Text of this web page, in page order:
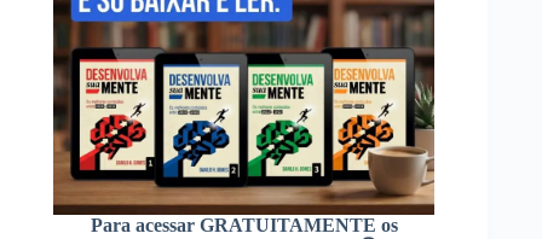
Para acessar GRATUITAMENTE os